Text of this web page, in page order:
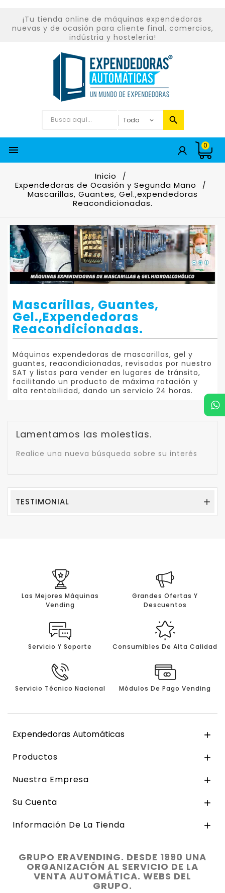
¡Tu tienda online de máquinas expendedoras
nuevas y de ocasión para cliente final, comercios,
indústria y hostelería!
 0
Inicio
Expendedoras de Ocasión y Segunda Mano
Mascarillas, Guantes, Gel.,expendedoras
Reacondicionadas.
Mascarillas, Guantes,
Gel.,expendedoras
Reacondicionadas.
Máquinas expendedoras de mascarillas, gel y
guantes, reacondicionadas, revisadas por nuestro
SAT y listas para vender en lugares de tránsito,
facilitando un producto de máxima rotación y
alta rentabilidad, dando un servicio 24 horas.
Lamentamos las molestias.
Realice una nueva búsqueda sobre su interés
TESTIMONIAL 
Las Mejores Máquinas
Vending
Grandes Ofertas Y
Descuentos
Servicio Y Soporte Consumibles De Alta Calidad
Servicio Técnico Nacional Módulos De Pago Vending
Expendedoras Automáticas 
Productos 
Nuestra Empresa 
Su Cuenta 
Información De La Tienda 
GRUPO ERAVENDING. DESDE 1990 UNA
ORGANIZACIÓN AL SERVICIO DE LA
VENTA AUTOMÁTICA. WEBS DEL
GRUPO.